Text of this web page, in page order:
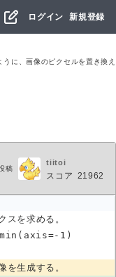
ログイン 新規登録
に、画像のピクセルを置き換え
稿
tiitoi
スコア 21962
を求める。
1)
を生成する。